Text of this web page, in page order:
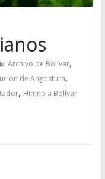
Archivo de Bolívar,
de Angostura,
, Himno a Bolívar